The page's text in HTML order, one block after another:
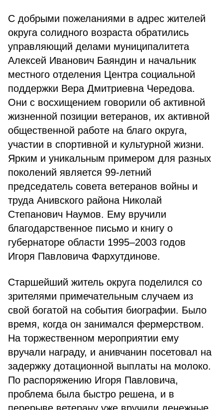
С добрыми пожеланиями в адрес жителей
округа солидного возраста обратились
управляющий делами муниципалитета
Алексей Иванович Баяндин и начальник
местного отделения Центра социальной
поддержки Вера Дмитриевна Чередова.
Они с восхищением говорили об активной
жизненной позиции ветеранов, их активной
общественной работе на благо округа,
участии в спортивной и культурной жизни.
Ярким и уникальным примером для разных
поколений является 99-летний
председатель совета ветеранов войны и
труда Анивского района Николай
Степанович Наумов. Ему вручили
благодарственное письмо и книгу о
губернаторе области 1995–2003 годов
Игоря Павловича Фархутдинове.
Старшейший житель округа поделился со
зрителями примечательным случаем из
свой богатой на события биографии. Было
время, когда он занимался фермерством.
На торжественном мероприятии ему
вручали награду, и анивчанин посетовал на
задержку дотационной выплаты на молоко.
По распоряжению Игоря Павловича,
проблема была быстро решена, и в